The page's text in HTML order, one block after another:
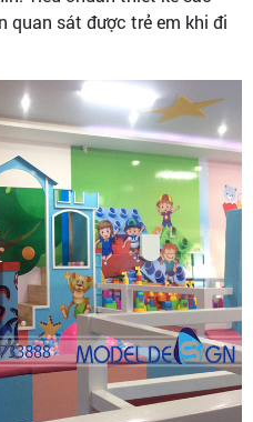
quan sát được trẻ em khi đi